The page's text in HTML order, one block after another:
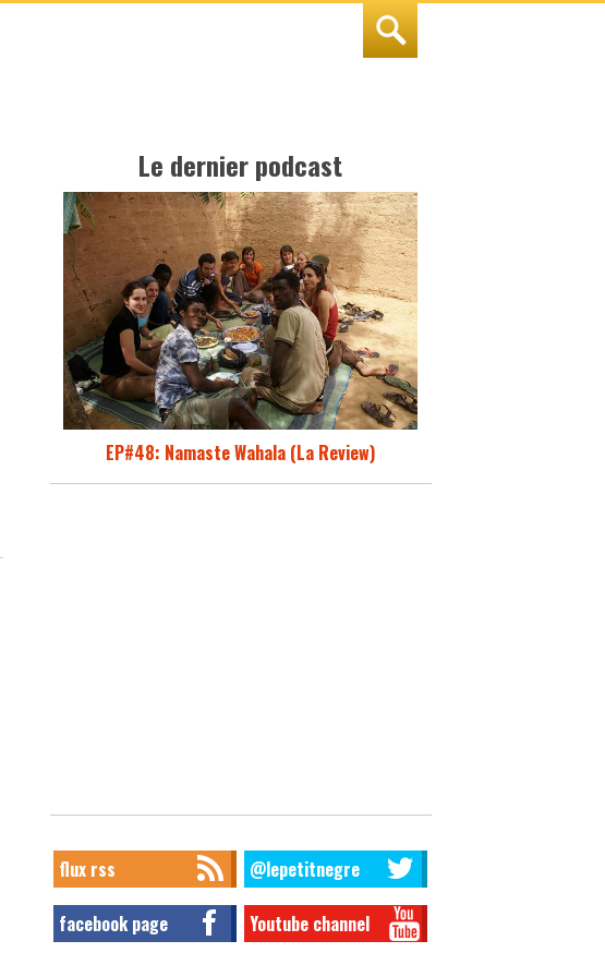
Le dernier podcast
EP#48: Namaste Wahala (La Review)
flux rss @lepetitnegre
facebook page Youtube channel